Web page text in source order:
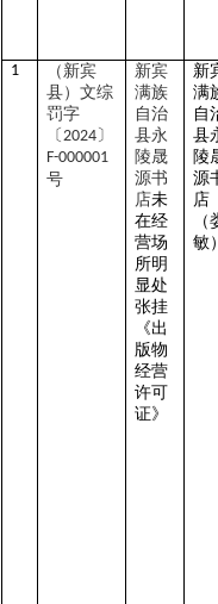
1
（新宾
县）文综
罚字
〔 2024 〕
F-000001
号
新宾
满族
自治
县永
陵晟
源书
店未
在经
营场
所明
显处
张挂
《出
版物
经营
许可
证》
新
满
自
县
陵
源
店
（
敏